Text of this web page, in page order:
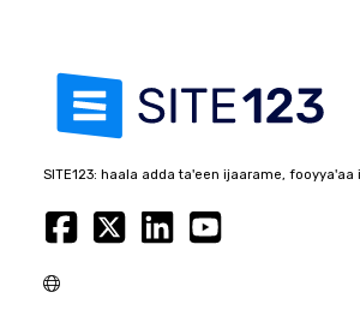
SITE123: haala adda ta'een ijaarame, fooyya'aa